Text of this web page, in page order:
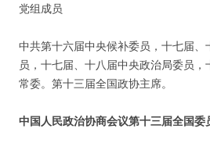
党组成员
中共第十六届中央候补委员，十七届
员，十七届、十八届中央政治局委员，
常委。第十三届全国政协主席。
中国人民政治协商会议第十三届全国委